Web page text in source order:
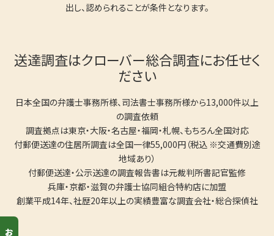
出し、認められることが条件となります。
送達調査はクローバー総合調査にお任せく
ださい
日本全国の弁護士事務所様、司法書士事務所様から13,000件以上
の調査依頼
調査拠点は東京・大阪・名古屋・福岡・札幌、もちろん全国対応
付郵便送達の住居所調査は全国一律55,000円（税込 ※交通費別途
地域あり）
付郵便送達・公示送達の調査報告書は元裁判所書記官監修
兵庫・京都・滋賀の弁護士協同組合特約店に加盟
創業平成14年、社歴20年以上の実績豊富な調査会社・総合探偵社